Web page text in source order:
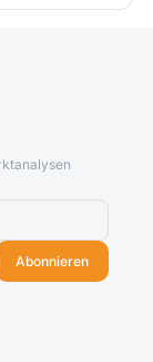
Abonnieren